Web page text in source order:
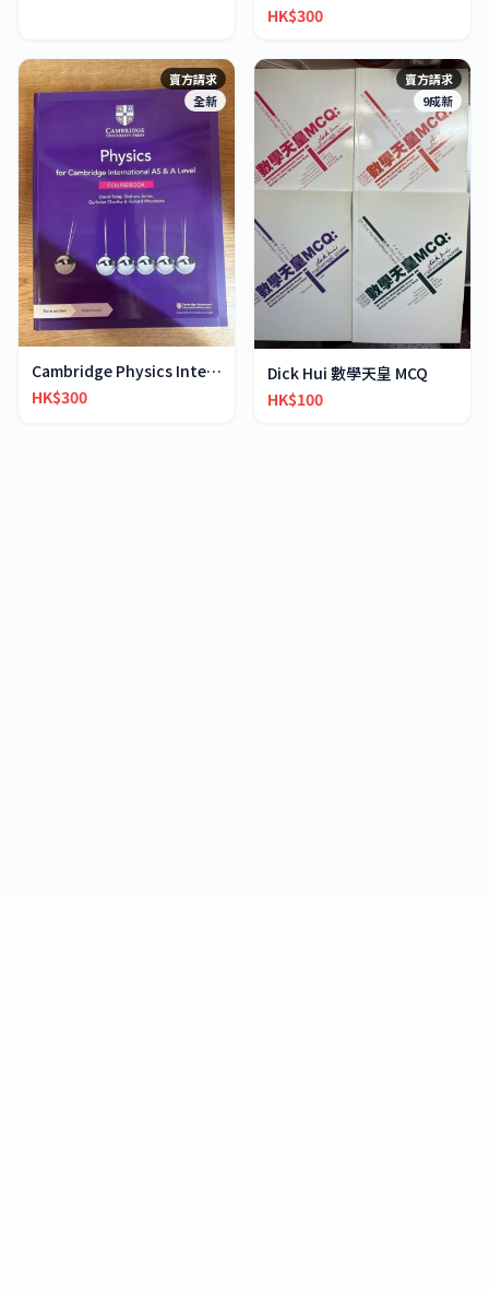
HK$300
賣方請求
全新
Cambridge Physics International AS & A-Level
HK$300
賣方請求
9成新
Dick Hui 數學天皇 MCQ
HK$100